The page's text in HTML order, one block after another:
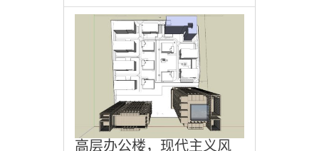
高层办公楼，现代主义风